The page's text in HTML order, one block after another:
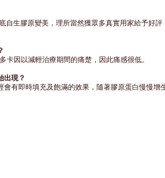
自生膠原變美，理所當然獲眾多真實用家給予好評
因以減輕治療期間的痛楚，因此痛感很低。
出現？
有即時填充及飽滿的效果，隨著膠原蛋白慢慢增